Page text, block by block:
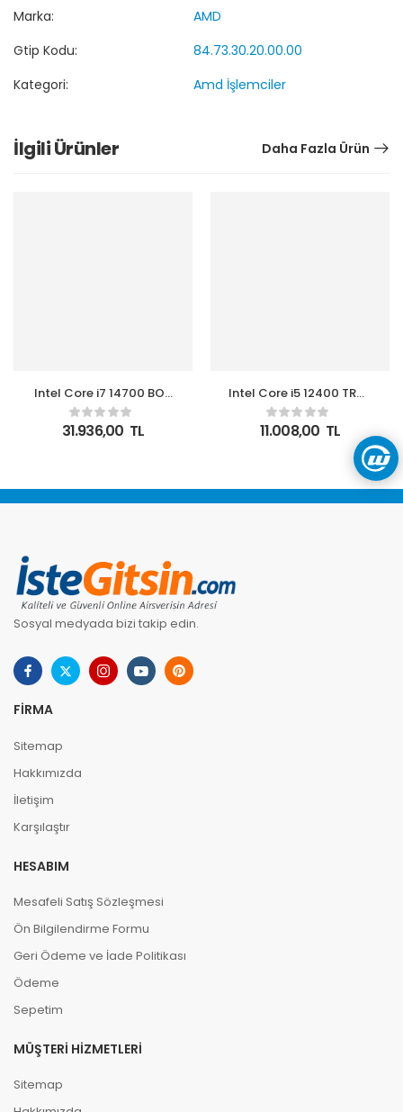
Marka:
AMD
Gtip Kodu:
84.73.30.20.00.00
Kategori:
Amd İşlemciler
İlgili Ürünler Daha Fazla Ürün
Intel Core i7 14700 BOX
2.1GHz 20 Çekirdek
33MB Akıllı Önbellek
Soket 1700 Kutulu Box
31.936,00 TL
Intel Core i5 12400 TRAY
2.5 GHz 4.4 GHz 18MB
LGA1700P Fansız
Kutusuz 12.Nesil İşlemci
11.008,00 TL
Sosyal medyada bizi takip edin.
FIRMA
Sitemap
Hakkımızda
İletişim
Karşılaştır
HESABIM
Mesafeli Satış Sözleşmesi
Ön Bilgilendirme Formu
Geri Ödeme ve İade Politikası
Ödeme
Sepetim
MÜŞTERI HIZMETLERI
Sitemap